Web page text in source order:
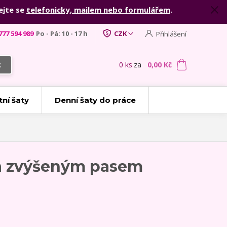
se telefonicky, mailem nebo formulářem.
CZK Přihlášení
594 989 Po - Pá: 10 - 17 h
0 ks za 0,00 Kč
šaty Denní šaty do práce
pasem